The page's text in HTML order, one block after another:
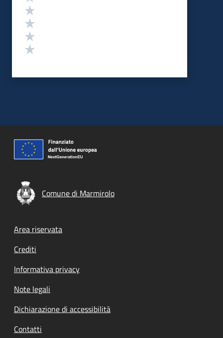
Comune di Marmirolo
Footer menu
Area riservata
Crediti
Informativa privacy
Note legali
Dichiarazione di accessibilità
Contatti